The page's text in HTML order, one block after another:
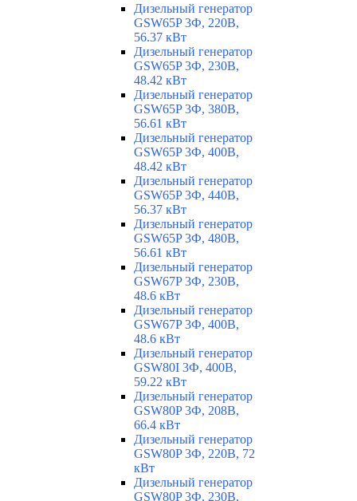
Дизельный генератор
GSW65P 3Ф, 220В,
56.37 кВт
Дизельный генератор
GSW65P 3Ф, 230В,
48.42 кВт
Дизельный генератор
GSW65P 3Ф, 380В,
56.61 кВт
Дизельный генератор
GSW65P 3Ф, 400В,
48.42 кВт
Дизельный генератор
GSW65P 3Ф, 440В,
56.37 кВт
Дизельный генератор
GSW65P 3Ф, 480В,
56.61 кВт
Дизельный генератор
GSW67P 3Ф, 230В,
48.6 кВт
Дизельный генератор
GSW67P 3Ф, 400В,
48.6 кВт
Дизельный генератор
GSW80I 3Ф, 400В,
59.22 кВт
Дизельный генератор
GSW80P 3Ф, 208В,
66.4 кВт
Дизельный генератор
GSW80P 3Ф, 220В, 72
кВт
Дизельный генератор
GSW80P 3Ф, 230В,